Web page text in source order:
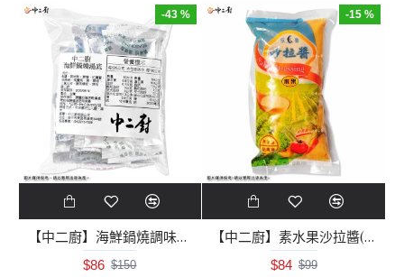
-43 %
【中二廚】海鮮鍋燒調味湯底包(25小包/袋)
$86 $150
-15 %
【中二廚】素水果沙拉醬(500g/包)奶素
$84 $99